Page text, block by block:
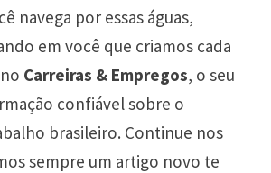
navega por essas águas,
em você que criamos cada
Carreiras & Empregos, o seu
confiável sobre o
brasileiro. Continue nos
sempre um artigo novo te